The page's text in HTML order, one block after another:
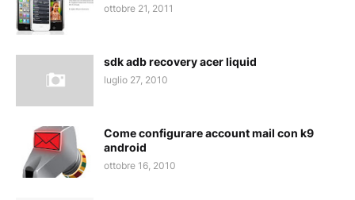
ottobre 21, 2011
sdk adb recovery acer liquid
luglio 27, 2010
Come configurare account mail con k9
android
ottobre 16, 2010